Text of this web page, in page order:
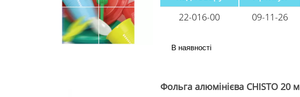
22-016-00
09-11-26
В наявності
Фольга алюмінієва CHISTO 20 м